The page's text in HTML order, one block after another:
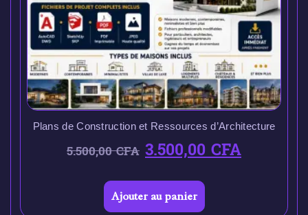
Plans de Construction et Ressources d’Architecture
5.500,00CFA 3.500,00CFA
Ajouter au panier